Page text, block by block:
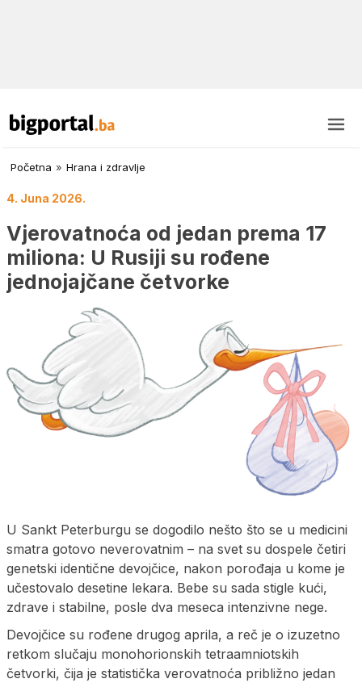
Početna » Hrana i zdravlje
4. Juna 2026.
Vjerovatnoća od jedan prema 17
miliona: U Rusiji su rođene
jednojajčane četvorke
U Sankt Peterburgu se dogodilo nešto što se u medicini
smatra gotovo neverovatnim – na svet su dospele četiri
genetski identične devojčice, nakon porođaja u kome je
učestovalo desetine lekara. Bebe su sada stigle kući,
zdrave i stabilne, posle dva meseca intenzivne nege.
Devojčice su rođene drugog aprila, a reč je o izuzetno
retkom slučaju monohorionskih tetraamniotskih
četvorki, čija je statistička verovatnoća približno jedan